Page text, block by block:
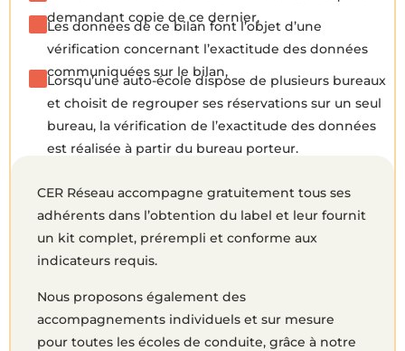
demandant copie de ce dernier,
Les données de ce bilan font l’objet d’une
vérification concernant l’exactitude des données
communiquées sur le bilan,
Lorsqu’une auto-école dispose de plusieurs bureaux
et choisit de regrouper ses réservations sur un seul
bureau, la vérification de l’exactitude des données
est réalisée à partir du bureau porteur.
CER Réseau accompagne gratuitement tous ses
adhérents dans l’obtention du label et leur fournit
un kit complet, prérempli et conforme aux
indicateurs requis.
Nous proposons également des
accompagnements individuels et sur mesure
pour toutes les écoles de conduite, grâce à notre